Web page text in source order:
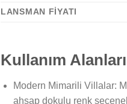
LANSMAN FIYATI
Kullanım Alanları
Modern Mimarili Villalar:
ahşap dokulu renk